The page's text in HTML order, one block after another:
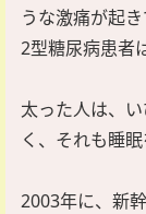
うな激痛が起き
2型糖尿病患者
太った人は、
く、それも睡
2003年に、新